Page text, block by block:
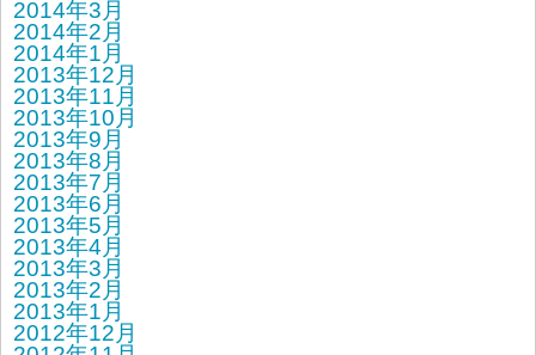
2014年3月
2014年2月
2014年1月
2013年12月
2013年11月
2013年10月
2013年9月
2013年8月
2013年7月
2013年6月
2013年5月
2013年4月
2013年3月
2013年2月
2013年1月
2012年12月